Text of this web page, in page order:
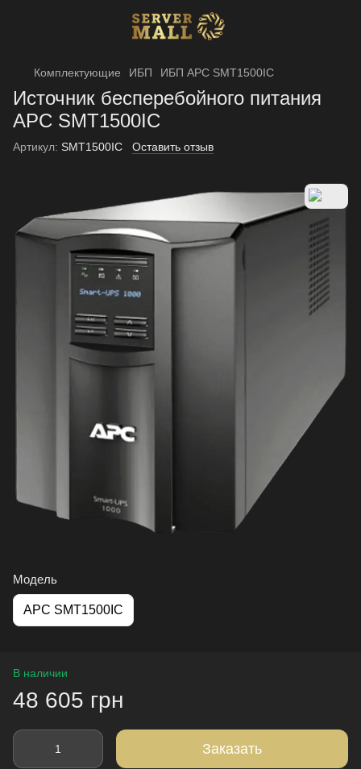
Комплектующие ИБП ИБП APC SMT1500IC
Источник бесперебойного питания
APC SMT1500IC
Артикул: SMT1500IC Оставить отзыв
Модель
APC SMT1500IC
В наличии
48 605 грн
Заказать